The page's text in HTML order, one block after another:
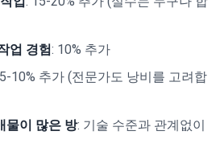
업 경험: 10% 추가
10% 추가 (전문가도 낭비를 고려합
물이 많은 방: 기술 수준과 관계없이